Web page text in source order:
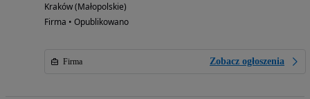
Kraków (Małopolskie)
Firma • Opublikowano
Firma Zobacz ogłoszenia